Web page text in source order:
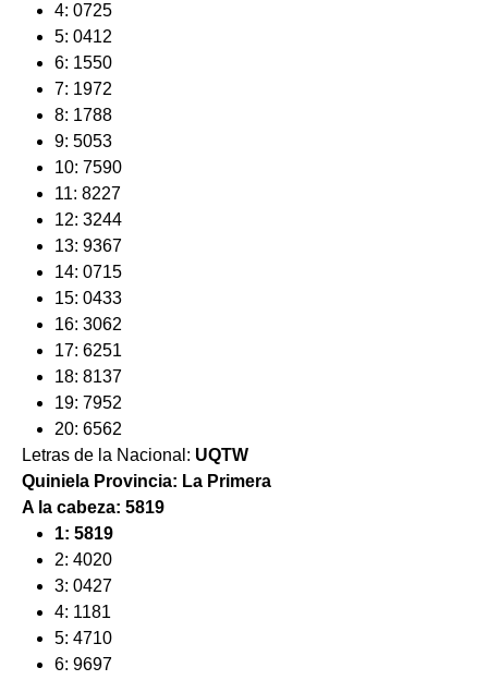
4: 0725
5: 0412
6: 1550
7: 1972
8: 1788
9: 5053
10: 7590
11: 8227
12: 3244
13: 9367
14: 0715
15: 0433
16: 3062
17: 6251
18: 8137
19: 7952
20: 6562
Letras de la Nacional: UQTW
Quiniela Provincia: La Primera
A la cabeza: 5819
1: 5819
2: 4020
3: 0427
4: 1181
5: 4710
6: 9697